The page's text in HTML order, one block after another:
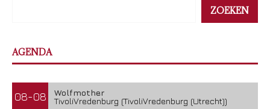
ZOEKEN
AGENDA
08-08
Wolfmother
TivoliVredenburg (TivoliVredenburg (Utrecht))